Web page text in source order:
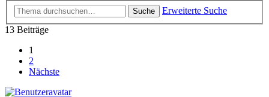
Suche
Erweiterte Suche
13 Beiträge
1
2
Nächste